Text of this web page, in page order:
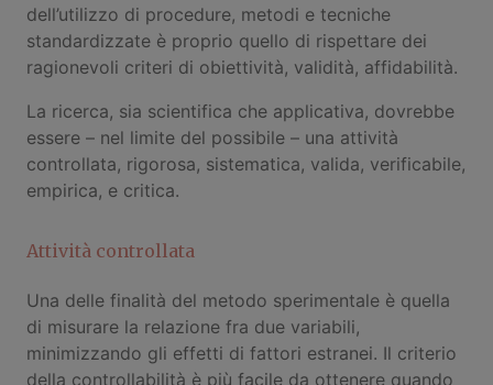
dell’utilizzo di procedure, metodi e tecniche
standardizzate è proprio quello di rispettare dei
ragionevoli criteri di obiettività, validità, affidabilità.
La ricerca, sia scientifica che applicativa, dovrebbe
essere – nel limite del possibile – una attività
controllata, rigorosa, sistematica, valida, verificabile,
empirica, e critica.
Attività controllata
Una delle finalità del metodo sperimentale è quella
di misurare la relazione fra due variabili,
minimizzando gli effetti di fattori estranei. Il criterio
della controllabilità è più facile da ottenere quando